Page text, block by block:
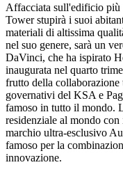
Affacciata sull'edificio
Tower stupirà i suoi
materiali di altissima
nel suo genere, sarà un
DaVinci, che ha ispirato
inaugurata nel quarto
frutto della
governativi del KSA e
famoso in tutto il mondo.
residenziale al mondo
marchio ultra-esclusivo
famoso per la
innovazione.